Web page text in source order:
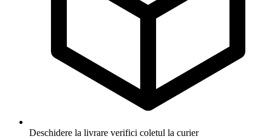
Deschidere la livrare verifici coletul la curier